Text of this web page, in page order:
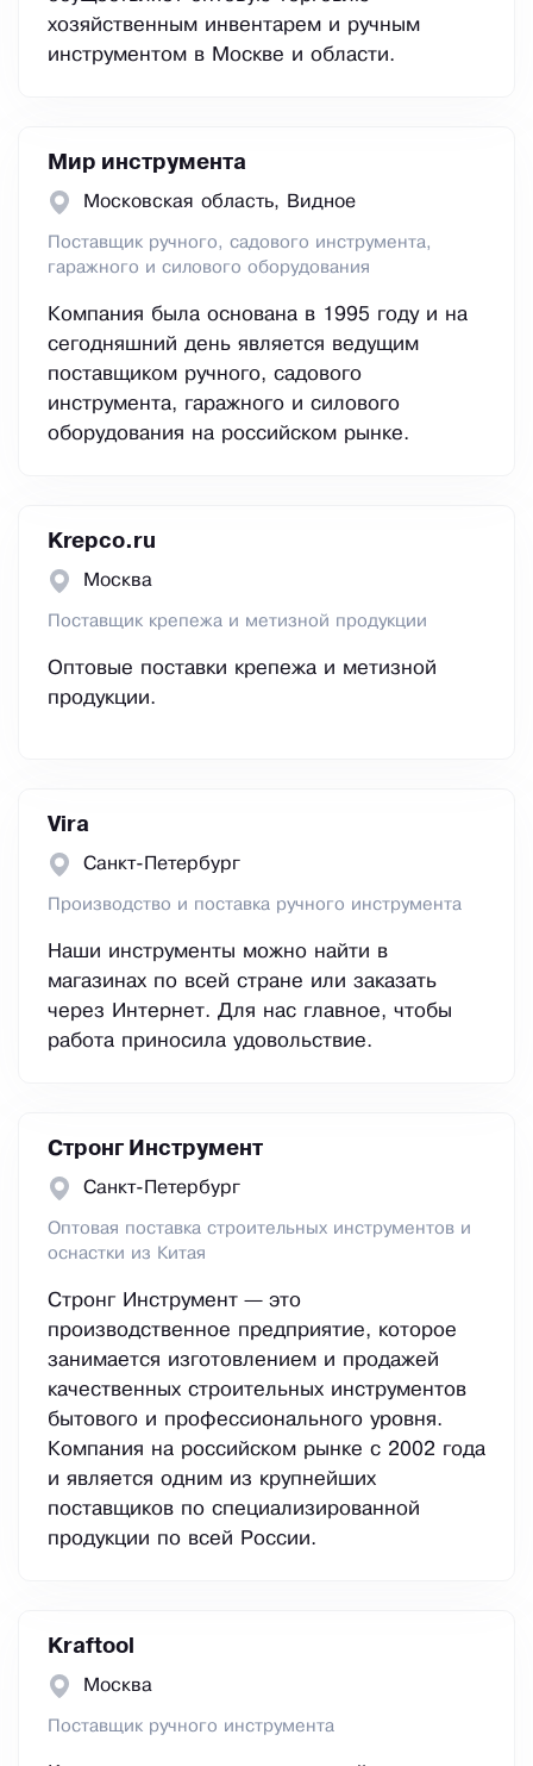
хозяйственным инвентарем и ручным
инструментом в Москве и области.
Мир инструмента
Московская область, Видное
Поставщик ручного, садового инструмента,
гаражного и силового оборудования
Компания была основана в 1995 году и на
сегодняшний день является ведущим
поставщиком ручного, садового
инструмента, гаражного и силового
оборудования на российском рынке.
Krepco.ru
Москва
Поставщик крепежа и метизной продукции
Оптовые поставки крепежа и метизной
продукции.
Vira
Санкт-Петербург
Производство и поставка ручного инструмента
Наши инструменты можно найти в
магазинах по всей стране или заказать
через Интернет. Для нас главное, чтобы
работа приносила удовольствие.
Стронг Инструмент
Санкт-Петербург
Оптовая поставка строительных инструментов и
оснастки из Китая
Стронг Инструмент — это
производственное предприятие, которое
занимается изготовлением и продажей
качественных строительных инструментов
бытового и профессионального уровня.
Компания на российском рынке с 2002 года
и является одним из крупнейших
поставщиков по специализированной
продукции по всей России.
Kraftool
Москва
Поставщик ручного инструмента